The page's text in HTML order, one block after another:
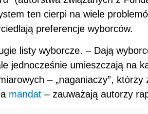
ten cierpi na wiele
preferencje wyborców.
listy wyborcze. – Dają
jednocześnie umieszczają na
– „naganiaczy”, którzy
mandat – zauważają autorzy